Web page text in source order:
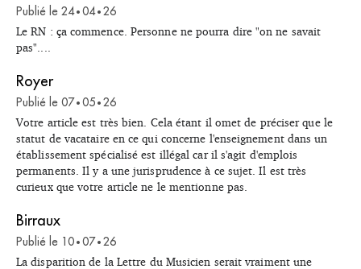
Publié le 24 • 04 • 26
Le RN : ça commence. Personne ne pourra dire "on ne savait
pas"....
Royer
Publié le 07 • 05 • 26
Votre article est très bien. Cela étant il omet de préciser que le
statut de vacataire en ce qui concerne l'enseignement dans un
établissement spécialisé est illégal car il s'agit d'emplois
permanents. Il y a une jurisprudence à ce sujet. Il est très
curieux que votre article ne le mentionne pas.
Birraux
Publié le 10 • 07 • 26
La disparition de la Lettre du Musicien serait vraiment une